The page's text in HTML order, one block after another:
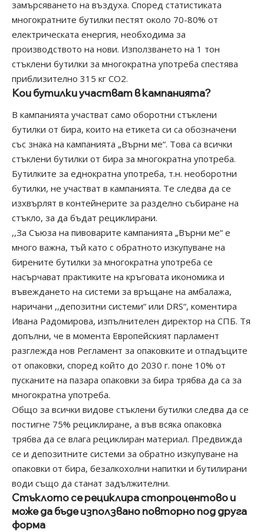
замърсяването на въздуха. Според статистиката
многократните бутилки пестят около 70-80% от
електрическата енергия, необходима за
производството на нови. Използването на 1 тон
стъклени бутилки за многократна употреба спестява
приблизително 315 кг СО2.
Кои бутилки участват в кампанията?
В кампанията участват само оборотни стъклени
бутилки от бира, които на етикета си са обозначени
със знака на кампанията „Върни ме“. Това са всички
стъклени бутилки от бира за многократна употреба.
Бутилките за еднократна употреба, т.н. необоротни
бутилки, не участват в кампанията. Те следва да се
изхвърлят в контейнерите за разделно събиране на
стъкло, за да бъдат рециклирани.
,,За Съюза на пивоварите кампанията „Върни ме“ е
много важна, тъй като с обратното изкупуване на
бирените бутилки за многократна употреба се
насърчават практиките на кръговата икономика и
въвеждането на системи за връщане на амбалажа,
наричани ,,депозитни системи“ или DRS“, коментира
Ивана Радомирова, изпълнителен директор на СПБ. Тя
допълни, че в момента Европейският парламент
разглежда нов Регламент за опаковките и отпадъците
от опаковки, според който до 2030 г. поне 10% от
пусканите на пазара опаковки за бира трябва да са за
многократна употреба.
Общо за всички видове стъклени бутилки следва да се
постигне 75% рециклиране, а във всяка опаковка
трябва да се влага рециклиран материал. Предвижда
се и депозитните системи за обратно изкупуване на
опаковки от бира, безалкохолни напитки и бутилирани
води също да станат задължителни.
Стъклото се рециклира стопроцентово и
може да бъде използвано повторно под друга
форма